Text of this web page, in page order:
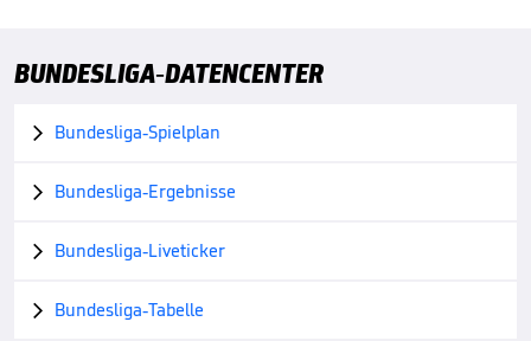
BUNDESLIGA-DATENCENTER
 Bundesliga-Spielplan
 Bundesliga-Ergebnisse
 Bundesliga-Liveticker
 Bundesliga-Tabelle